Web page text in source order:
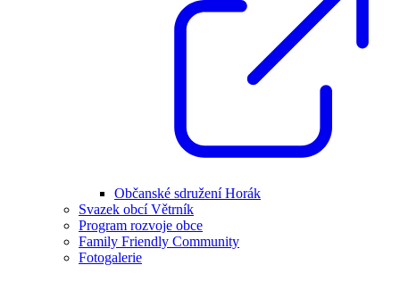
Občanské sdružení Horák
Svazek obcí Větrník
Program rozvoje obce
Family Friendly Community
Fotogalerie